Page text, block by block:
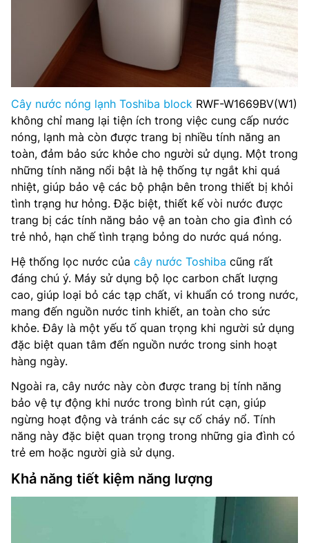
Cây nước nóng lạnh Toshiba block RWF-W1669BV(W1)
không chỉ mang lại tiện ích trong việc cung cấp nước
nóng, lạnh mà còn được trang bị nhiều tính năng an
toàn, đảm bảo sức khỏe cho người sử dụng. Một trong
những tính năng nổi bật là hệ thống tự ngắt khi quá
nhiệt, giúp bảo vệ các bộ phận bên trong thiết bị khỏi
tình trạng hư hỏng. Đặc biệt, thiết kế vòi nước được
trang bị các tính năng bảo vệ an toàn cho gia đình có
trẻ nhỏ, hạn chế tình trạng bỏng do nước quá nóng.
Hệ thống lọc nước của cây nước Toshiba cũng rất
đáng chú ý. Máy sử dụng bộ lọc carbon chất lượng
cao, giúp loại bỏ các tạp chất, vi khuẩn có trong nước,
mang đến nguồn nước tinh khiết, an toàn cho sức
khỏe. Đây là một yếu tố quan trọng khi người sử dụng
đặc biệt quan tâm đến nguồn nước trong sinh hoạt
hàng ngày.
Ngoài ra, cây nước này còn được trang bị tính năng
bảo vệ tự động khi nước trong bình rút cạn, giúp
ngừng hoạt động và tránh các sự cố cháy nổ. Tính
năng này đặc biệt quan trọng trong những gia đình có
trẻ em hoặc người già sử dụng.
Khả năng tiết kiệm năng lượng